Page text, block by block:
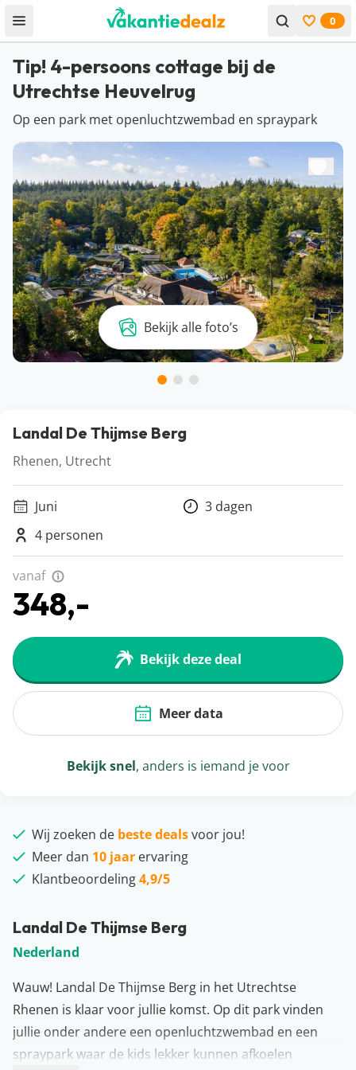
Open menu Bekijk
0
Tip! 4-persoons cottage bij de
Utrechtse Heuvelrug
Op een park met openluchtzwembad en spraypark
Bekijk alle foto’s
Landal De Thijmse Berg
Nederland
Wauw! Landal De Thijmse Berg in het Utrechtse
Rhenen is klaar voor jullie komst. Op dit park vinden
jullie onder andere een openluchtzwembad en een
spraypark waar de kids lekker kunnen afkoelen
Landal De Thijmse Berg
Rhenen, Utrecht
Juni
3 dagen
4 personen
vanaf
348,-
Bekijk deze deal
Meer data
Bekijk snel, anders is iemand je voor
Wij zoeken de beste dealsvoor jou!
Meer dan 10 jaar ervaring
Klantbeoordeling4,9/5